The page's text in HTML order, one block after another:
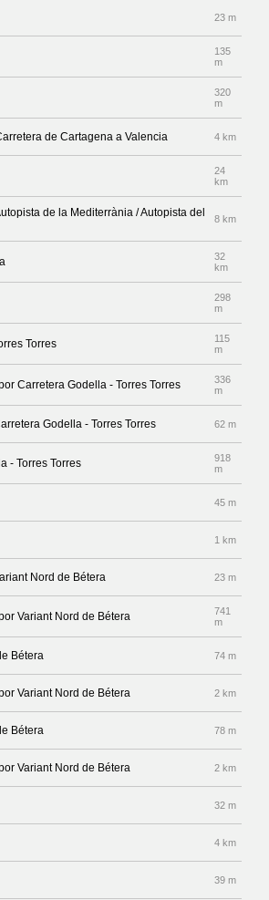
23 m
135
m
320
m
de Cartagena a Valencia 4 km
24
km
de la Mediterrània / Autopista del
8 km
32
km
298
m
Torres
115
m
Carretera Godella - Torres Torres
336
m
Godella - Torres Torres 62 m
- Torres Torres
918
m
45 m
1 km
Nord de Bétera 23 m
Variant Nord de Bétera
741
m
Bétera 74 m
Variant Nord de Bétera 2 km
Bétera 78 m
Variant Nord de Bétera 2 km
32 m
4 km
39 m